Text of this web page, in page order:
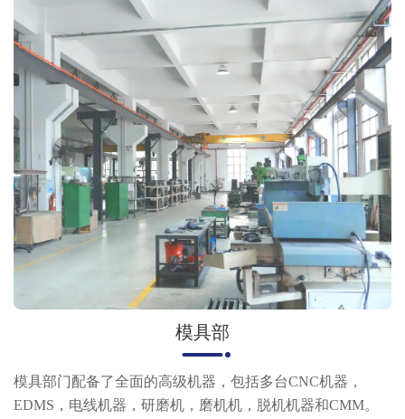
模具部
模具部门配备了全面的高级机器，包括多台CNC机器，
EDMS，电线机器，研磨机，磨机机，脱机机器和CMM。